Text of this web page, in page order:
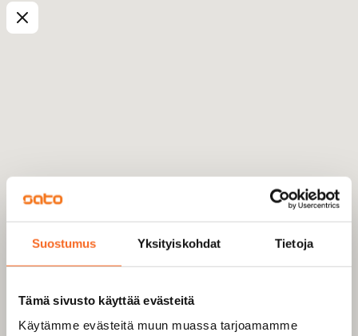
Suostumus Yksityiskohdat Tietoja
Tämä sivusto käyttää evästeitä
Käytämme evästeitä muun muassa tarjoamamme